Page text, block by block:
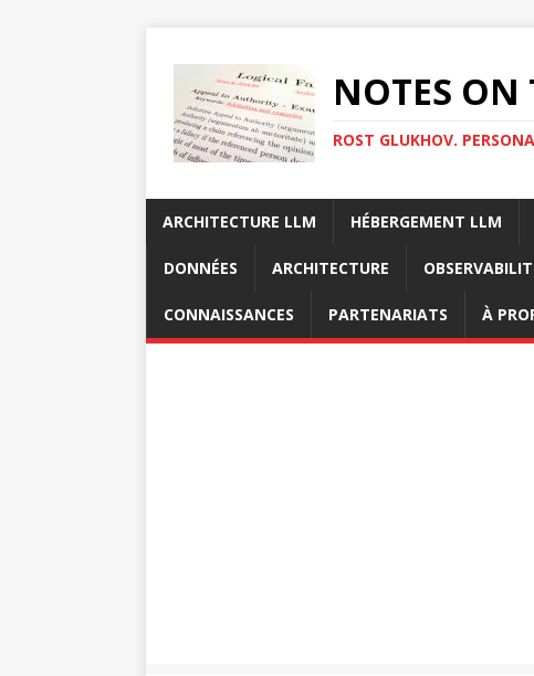
NOTES ON
ROST GLUKHOV.
ARCHITECTURE LLM HÉBERGEMENT LLM
DONNÉES ARCHITECTURE
CONNAISSANCES PARTENARIATS À